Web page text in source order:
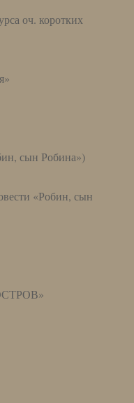
оч. коротких
сын Робина»)
«Робин, сын